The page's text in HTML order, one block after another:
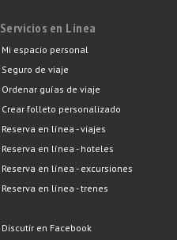
Servicios en Línea
Mi espacio personal
Seguro de viaje
Ordenar guías de viaje
Crear folleto personalizado
Reserva en línea - viajes
Reserva en línea - hoteles
Reserva en línea - excursiones
Reserva en línea - trenes
Discutir en Facebook